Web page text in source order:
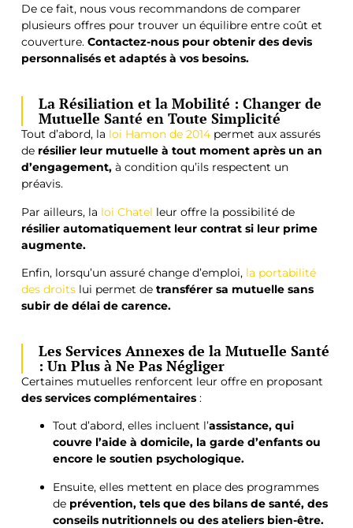
De ce fait, nous vous recommandons de comparer
plusieurs offres pour trouver un équilibre entre coût et
couverture. Contactez-nous pour obtenir des devis
personnalisés et adaptés à vos besoins.
La Résiliation et la Mobilité : Changer de
Mutuelle Santé en Toute Simplicité
Tout d’abord, la loi Hamon de 2014permet aux assurés
de résilier leur mutuelle à tout moment après un an
d’engagement,à condition qu’ils respectent un
préavis.
Par ailleurs, la loi Chatel leur offre la possibilité de
résilier automatiquement leur contrat si leur prime
augmente.
Enfin, lorsqu’un assuré change d’emploi, la portabilité
des droitslui permet de transférer sa mutuelle sans
subir de délai de carence.
Certaines mutuelles renforcent leur offre en proposant
des services complémentaires:
Tout d’abord, elles incluent l’assistance, qui
couvre l’aide à domicile, la garde d’enfants ou
encore le soutien psychologique.
Ensuite, elles mettent en place des programmes
de prévention, tels que des bilans de santé, des
conseils nutritionnels ou des ateliers bien-être.
Les Services Annexes de la Mutuelle Santé
: Un Plus à Ne Pas Négliger